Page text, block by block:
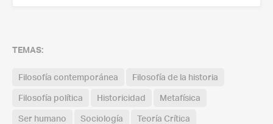
TEMAS:
Filosofía contemporánea
Filosofía de la historia
Filosofía política
Historicidad
Metafísica
Ser humano
Sociología Teoría Crítica